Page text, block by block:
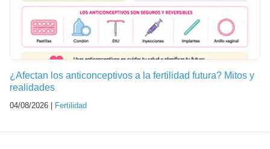
¿Afectan los anticonceptivos a la fertilidad futura? Mitos y
realidades
04/08/2026 | Fertilidad